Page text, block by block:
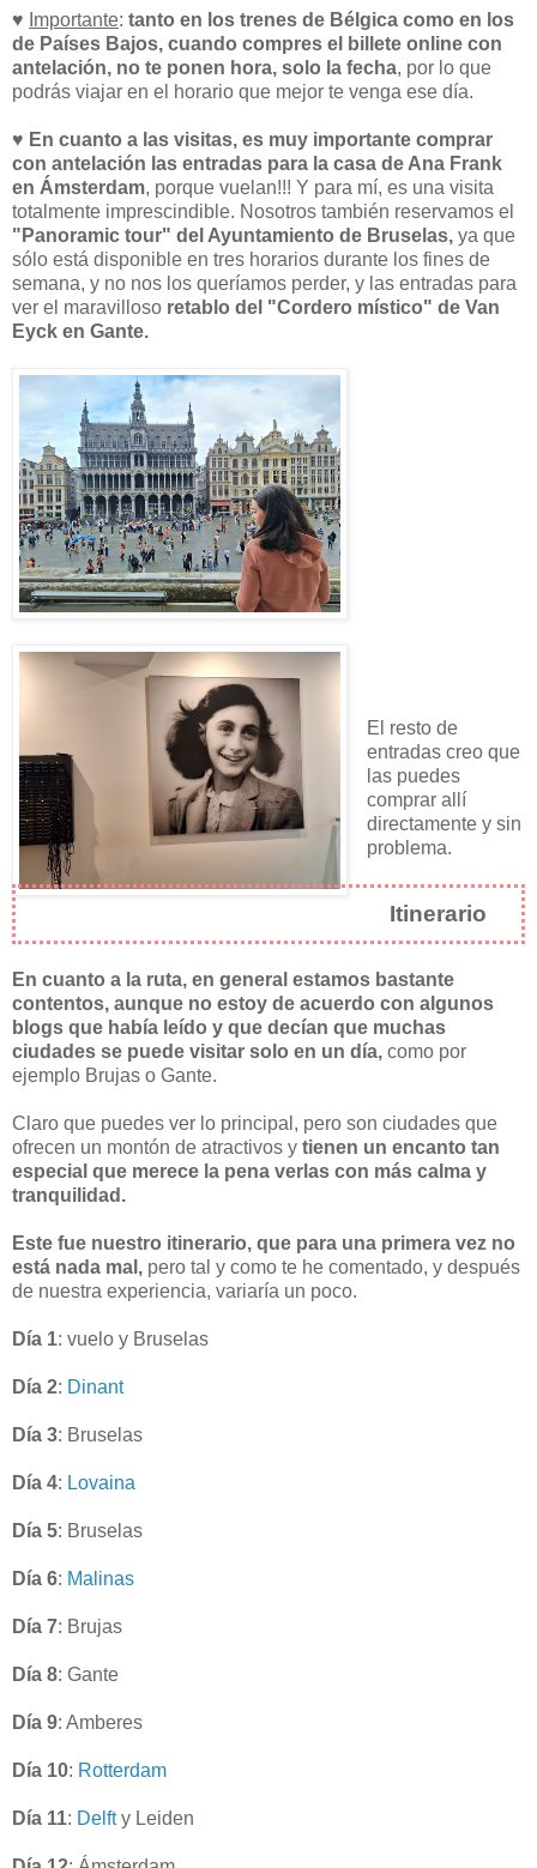
♥ Importante: tanto en los trenes de Bélgica como en los
de Países Bajos, cuando compres el billete online con
antelación, no te ponen hora, solo la fecha, por lo que
podrás viajar en el horario que mejor te venga ese día.
♥ En cuanto a las visitas, es muy importante comprar
con antelación las entradas para la casa de Ana Frank
en Ámsterdam, porque vuelan!!! Y para mí, es una visita
totalmente imprescindible. Nosotros también reservamos el
"Panoramic tour" del Ayuntamiento de Bruselas, ya que
sólo está disponible en tres horarios durante los fines de
semana, y no nos los queríamos perder, y las entradas para
ver el maravilloso retablo del "Cordero místico" de Van
Eyck en Gante.
El resto de
entradas creo que
las puedes
comprar allí
directamente y sin
problema.
Itinerario
En cuanto a la ruta, en general estamos bastante
contentos, aunque no estoy de acuerdo con algunos
blogs que había leído y que decían que muchas
ciudades se puede visitar solo en un día, como por
ejemplo Brujas o Gante.
Claro que puedes ver lo principal, pero son ciudades que
ofrecen un montón de atractivos y tienen un encanto tan
especial que merece la pena verlas con más calma y
tranquilidad.
Este fue nuestro itinerario, que para una primera vez no
está nada mal, pero tal y como te he comentado, y después
de nuestra experiencia, variaría un poco.
Día 1: vuelo y Bruselas
Día 2: Dinant
Día 3: Bruselas
Día 4: Lovaina
Día 5: Bruselas
Día 6: Malinas
Día 7: Brujas
Día 8: Gante
Día 9: Amberes
Día 10: Rotterdam
Día 11: Delfty Leiden